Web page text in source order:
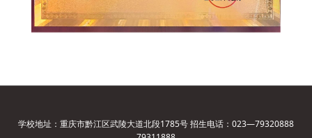
学校地址：重庆市黔江区武陵大道北段1785号 招生电话：023—79320888